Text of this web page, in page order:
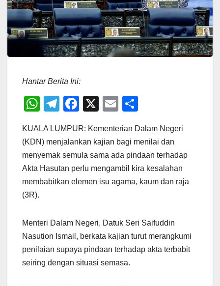
Hantar Berita Ini:
W
at
s
A
p
T
e
gr
a
m
F
c
e
b
o
X
E
ail ar
e
KUALA LUMPUR: Kementerian Dalam Negeri
(KDN) menjalankan kajian bagi menilai dan
menyemak semula sama ada pindaan terhadap
Akta Hasutan perlu mengambil kira kesalahan
membabitkan elemen isu agama, kaum dan raja
(3R).
Menteri Dalam Negeri, Datuk Seri Saifuddin
Nasution Ismail, berkata kajian turut merangkumi
penilaian supaya pindaan terhadap akta terbabit
seiring dengan situasi semasa.